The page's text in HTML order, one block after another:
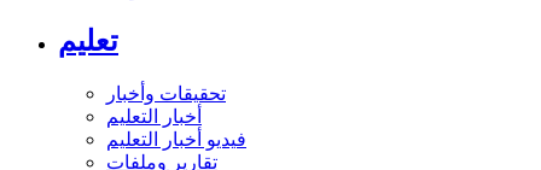
تعليم
تحقيقات وأخبار
أخبار التعليم
فيديو أخبار التعليم
تقارير وملفات